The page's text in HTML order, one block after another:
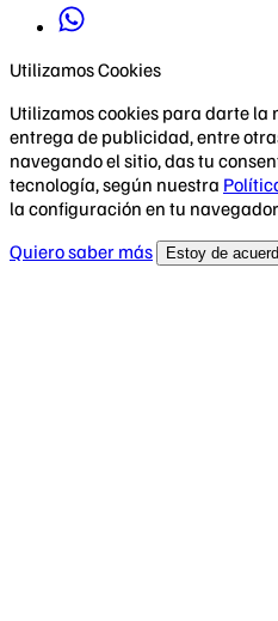
Utilizamos Cookies
Utilizamos cookies para darte la
entrega de publicidad, entre
navegando el sitio, das tu
tecnología, según nuestra
la configuración en tu
Quiero saber más
Estoy de